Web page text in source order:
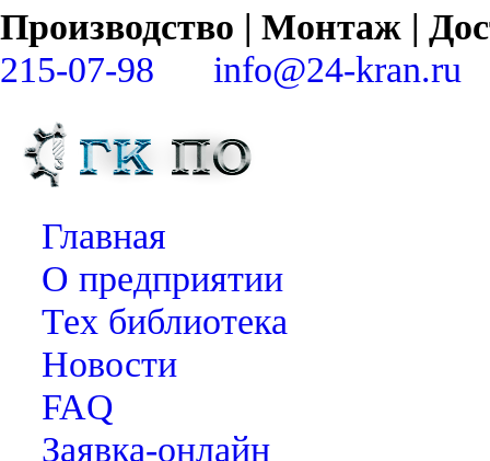
Производство | Монтаж |
215-07-98
info@24-kran.ru
Главная
О предприятии
Тех библиотека
Новости
FAQ
Заявка-онлайн